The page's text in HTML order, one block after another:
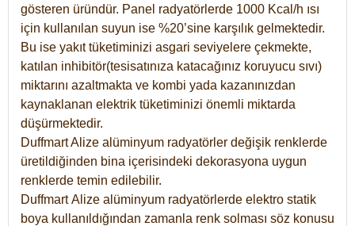
gösteren üründür. Panel radyatörlerde 1000 Kcal/h ısı
için kullanılan suyun ise %20’sine karşılık gelmektedir.
Bu ise yakıt tüketiminizi asgari seviyelere çekmekte,
katılan inhibitör(tesisatınıza katacağınız koruyucu sıvı)
miktarını azaltmakta ve kombi yada kazanınızdan
kaynaklanan elektrik tüketiminizi önemli miktarda
düşürmektedir.
Duffmart Alize alüminyum radyatörler değişik renklerde
üretildiğinden bina içerisindeki dekorasyona uygun
renklerde temin edilebilir.
DuffmartAlize alüminyum radyatörlerde elektro statik
boya kullanıldığından zamanla renk solması söz konusu